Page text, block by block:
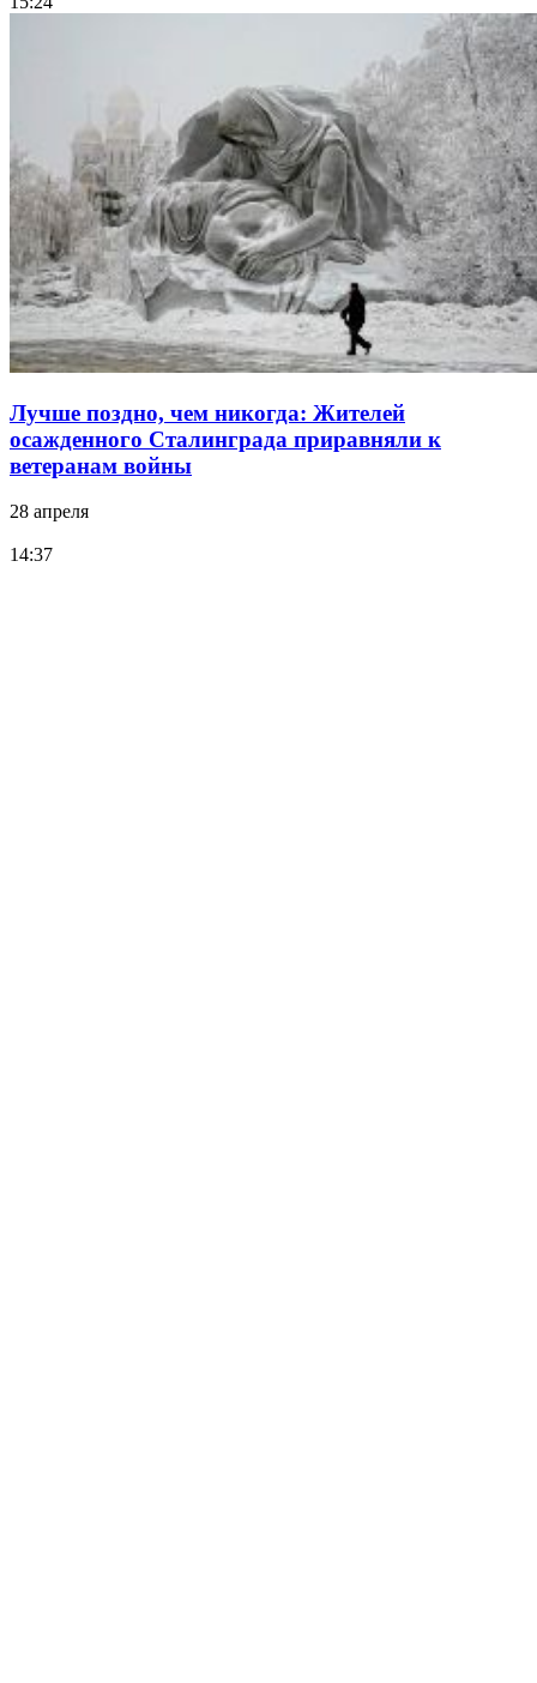
Лучше поздно, чем никогда: Жителей
осажденного Сталинграда приравняли к
ветеранам войны
28 апреля
14:37